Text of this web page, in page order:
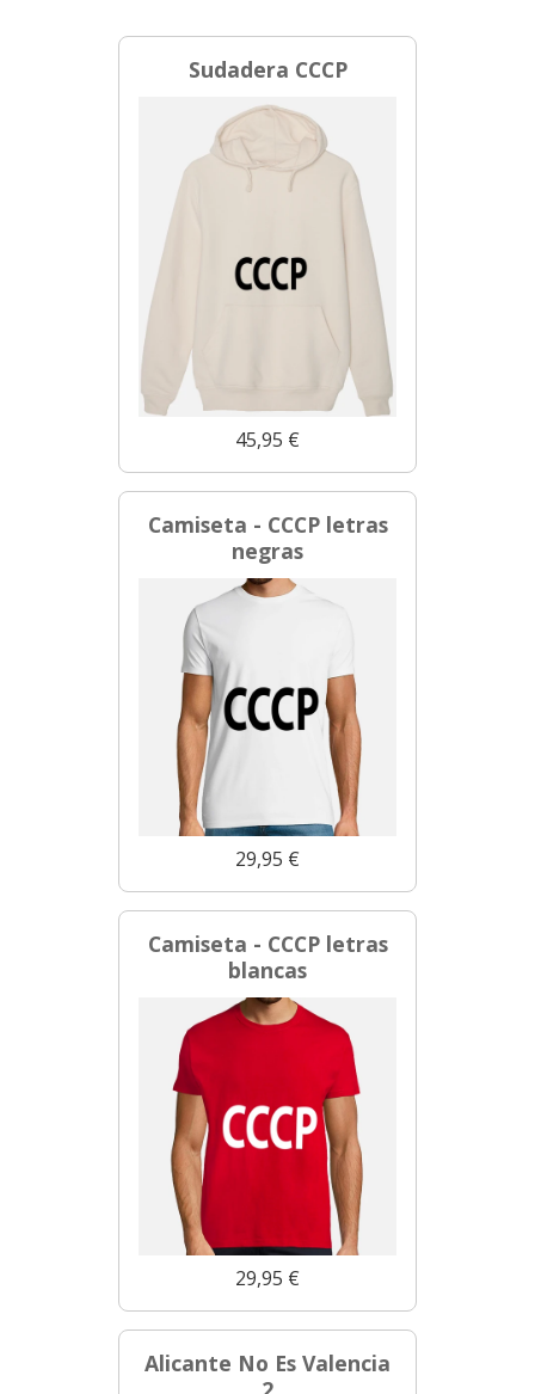
Sudadera CCCP
45,95 €
Camiseta - CCCP letras
negras
29,95 €
Camiseta - CCCP letras
blancas
29,95 €
Alicante No Es Valencia